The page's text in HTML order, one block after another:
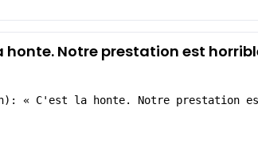
Notre prestation est
« C'est la honte. Notre prestation